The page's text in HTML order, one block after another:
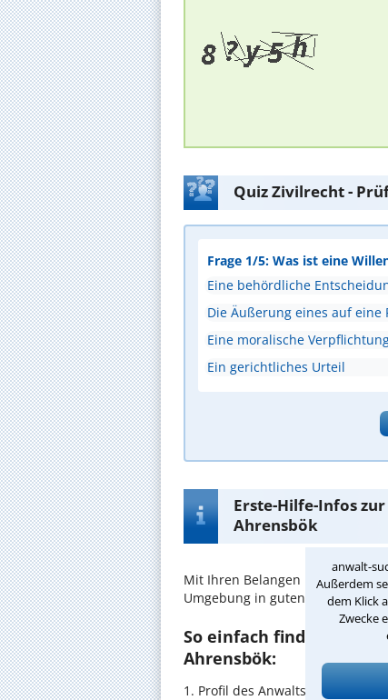
anwalt-
Außerdem
dem Klick
Zwecke
Quiz Zivilrecht -
Frage 1/5: Was ist eine
Eine behördliche
Die Äußerung eines auf eine
Eine moralische
Ein gerichtliches Urteil
Erste-Hilfe-Infos
Ahrensbök
Mit Ihren Belangen im
Umgebung in guten Händen.
So einfach finden Sie
Ahrensbök:
1. Profil des Anwalts für